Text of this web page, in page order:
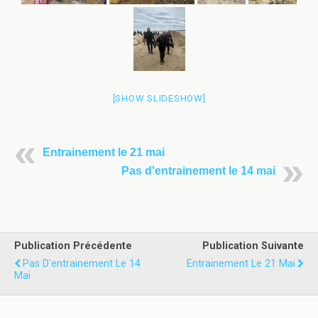
[SHOW SLIDESHOW]
Entrainement le 21 mai
Pas d'entrainement le 14 mai
Publication Précédente
Pas D'entrainement Le 14
Mai
Publication Suivante
Entrainement Le 21 Mai